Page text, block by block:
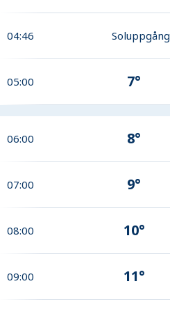
04:46 Soluppgång
05:00 7°
06:00 8°
07:00 9°
08:00 10°
09:00 11°